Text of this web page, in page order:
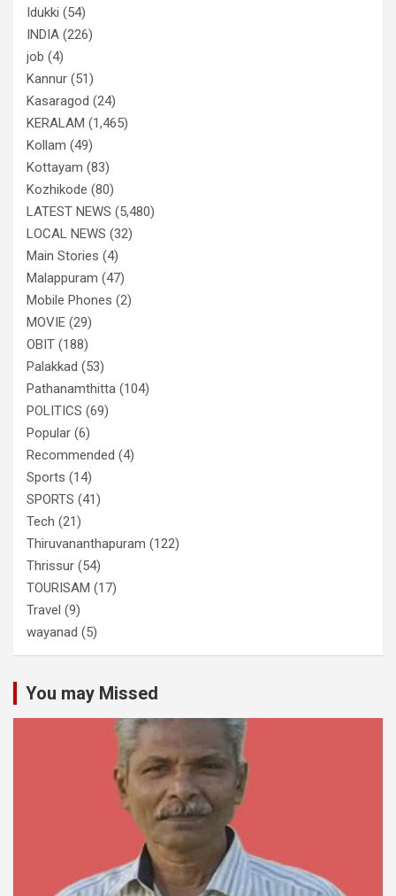
Idukki (54)
INDIA (226)
job (4)
Kannur (51)
Kasaragod (24)
KERALAM (1,465)
Kollam (49)
Kottayam (83)
Kozhikode (80)
LATEST NEWS (5,480)
LOCAL NEWS (32)
Main Stories (4)
Malappuram (47)
Mobile Phones (2)
MOVIE (29)
OBIT (188)
Palakkad (53)
Pathanamthitta (104)
POLITICS (69)
Popular (6)
Recommended (4)
Sports (14)
SPORTS (41)
Tech (21)
Thiruvananthapuram (122)
Thrissur (54)
TOURISAM (17)
Travel (9)
wayanad (5)
You may Missed